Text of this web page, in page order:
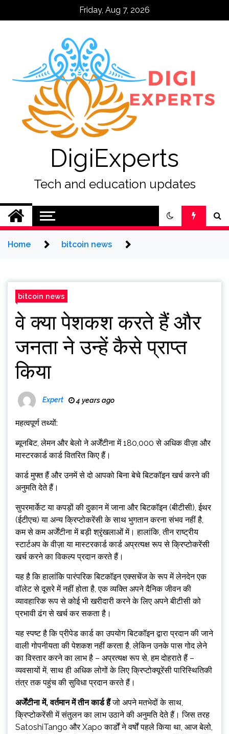
Friday, Aug 7, 2026
DigiExperts
Tech and education updates
Home bitcoin news
bitcoin news
वे क्या पेशकश करते हैं और
जनता ने उन्हें कैसे प्राप्त
किया
Expert 4 years ago
महत्वपूर्ण तथ्यों:
ब्यूनबिट, लेमन और बेलो ने अर्जेंटीना में 180,000 से अधिक वीज़ा और
मास्टरकार्ड कार्ड वितरित किए हैं।
कार्ड मुफ्त हैं और उनमें से दो आपको बिना बेचे बिटकॉइन खर्च करने की
अनुमति देते हैं।
सुपरमार्केट या कपड़ों की दुकान में जाना और बिटकॉइन (बीटीसी), ईथर
(ईटीएच) या अन्य क्रिप्टोकरेंसी के साथ भुगतान करना संभव नहीं है,
कम से कम अर्जेंटीना में बड़ी श्रृंखलाओं में। हालांकि, तीन राष्ट्रीय
स्टार्टअप के वीज़ा या मास्टरकार्ड कार्ड अप्रत्यक्ष रूप से क्रिप्टोकरेंसी
खर्च करने का विकल्प प्रदान करते हैं।
यह है कि हालांकि पारंपरिक बिटकॉइन एक्सचेंज के रूप में लेनदेन एक
वॉलेट से दूसरे में नहीं होता है, एक व्यक्ति अपने दैनिक जीवन की
व्यावहारिक रूप से कोई भी खरीदारी करने के लिए अपने बीटीसी को
प्रभावी ढंग से खर्च कर सकता है।
यह स्पष्ट है कि प्रीपेड कार्ड का उपयोग बिटकॉइन द्वारा प्रदान की जाने
वाली गोपनीयता की पेशकश नहीं करता है, लेकिन उनके पास गोद लेने
का विस्तार करने का लाभ है – अप्रत्यक्ष रूप से, हम दोहराते हैं –
व्यवसायों में, साथ ही अधिक लोगों के लिए क्रिप्टोक्यूरेंसी पारिस्थितिकी
तंत्र तक पहुंच की सुविधा प्रदान करते हैं।
अर्जेंटीना में, वर्तमान में तीन कार्ड हैंजो अपने मतभेदों के साथ,
क्रिप्टोकरेंसी में संतुलन का लाभ उठाने की अनुमति देते हैं। जिस तरह
SatoshiTango और Xapo कार्डों ने वर्षों पहले किया था, आज बेलो,